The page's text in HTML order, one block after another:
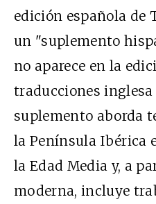
edición española de
un "suplemento
no aparece en la
traducciones
suplemento aborda
la Península Ibérica
la Edad Media y, a
moderna, incluye